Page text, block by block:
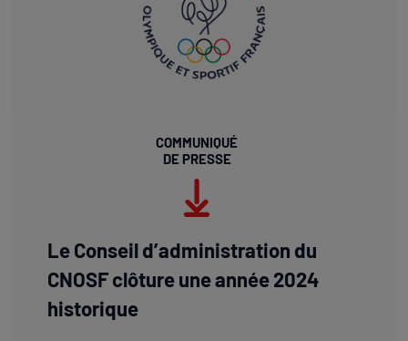
COMMUNIQUÉ
DE PRESSE
Le Conseil d’administration du
CNOSF clôture une année 2024
historique